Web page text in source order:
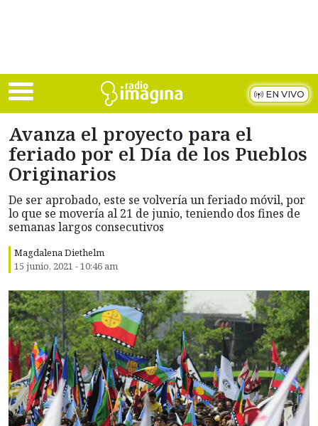
EN VIVO
Avanza el proyecto para el
feriado por el Día de los Pueblos
Originarios
De ser aprobado, este se volvería un feriado móvil, por
lo que se movería al 21 de junio, teniendo dos fines de
semanas largos consecutivos
Magdalena Diethelm
15 junio, 2021 - 10:46 am